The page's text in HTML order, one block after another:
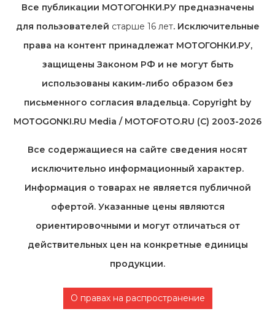
Все публикации МОТОГОНКИ.РУ предназначены
для пользователей старше 16 лет. Исключительные
права на контент принадлежат МОТОГОНКИ.РУ,
защищены Законом РФ и не могут быть
использованы каким-либо образом без
письменного согласия владельца. Copyright by
MOTOGONKI.RU Media / MOTOFOTO.RU (C) 2003-2026
Все содержащиеся на cайте сведения носят
исключительно информационный характер.
Информация о товарах не является публичной
офертой. Указанные цены являются
ориентировочными и могут отличаться от
действительных цен на конкретные единицы
продукции.
О правах на распространение